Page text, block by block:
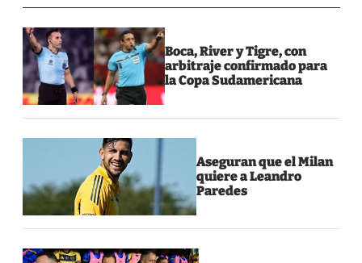
Boca, River y Tigre, con
arbitraje confirmado para
la Copa Sudamericana
Aseguran que el Milan
quiere a Leandro
Paredes